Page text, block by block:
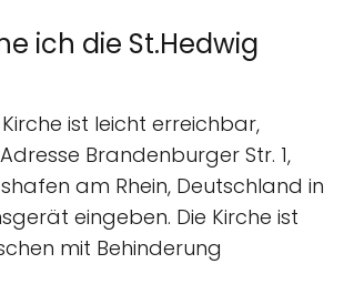
ich die St.Hedwig
ist leicht erreichbar,
Brandenburger Str. 1,
am Rhein, Deutschland in
eingeben. Die Kirche ist
mit Behinderung